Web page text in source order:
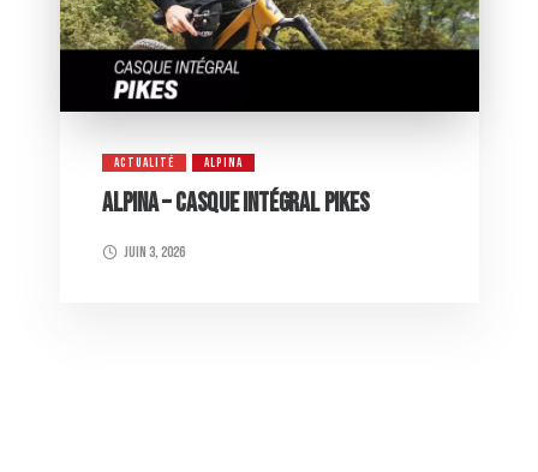
ACTUALITÉ ALPINA
ALPINA – CASQUE INTÉGRAL PIKES
juin 3, 2026